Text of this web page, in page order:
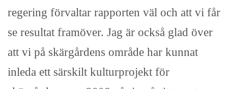
regering förvaltar rapporten väl och att vi får
se resultat framöver. Jag är också glad över
att vi på skärgårdens område har kunnat
inleda ett särskilt kulturprojekt för